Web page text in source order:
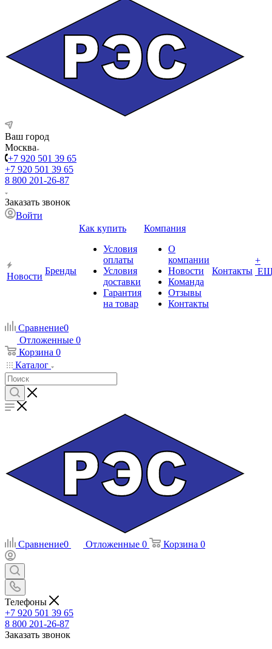
Ваш город
Москва
+7 920 501 39 65
+7 920 501 39 65
8 800 201-26-87
Заказать звонок
Войти
Новости
Бренды
Как купить
Условия
оплаты
Условия
доставки
Гарантия
на товар
Компания
О
компании
Новости
Команда
Отзывы
Контакты
Контакты
+
Сравнение0
Отложенные 0
Корзина 0
Каталог
Сравнение0 Отложенные 0 Корзина 0
Телефоны
+7 920 501 39 65
8 800 201-26-87
Заказать звонок